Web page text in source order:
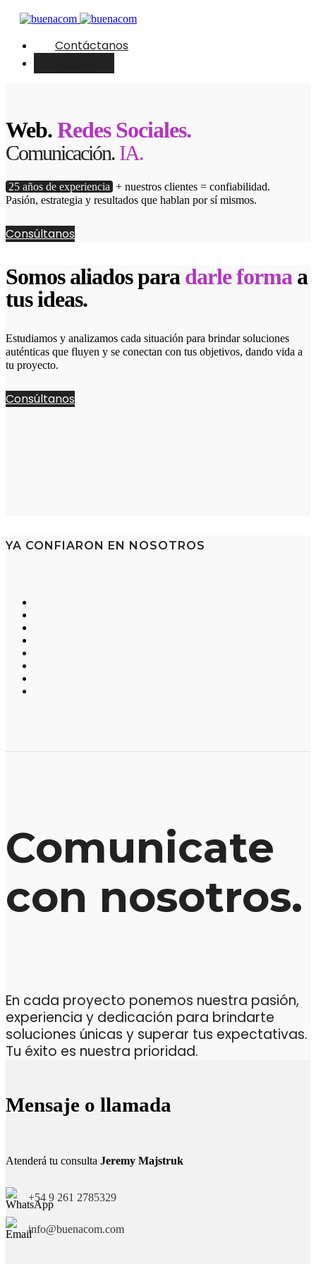
Contáctanos
Web.Redes Sociales.
Comunicación. IA.
25 años de experiencia + nuestros clientes = confiabilidad.
Pasión, estrategia y resultados que hablan por sí mismos.
Consúltanos
Somos aliados para darle forma a
tus ideas.
Estudiamos y analizamos cada situación para brindar soluciones
auténticas que fluyen y se conectan con tus objetivos, dando vida a
tu proyecto.
Consúltanos
YA CONFIARON EN NOSOTROS
Comunicate
con nosotros.
En cada proyecto ponemos nuestra pasión,
experiencia y dedicación para brindarte
soluciones únicas y superar tus expectativas.
Tu éxito es nuestra prioridad.
Mensaje o llamada
Atenderá tu consulta Jeremy Majstruk
+54 9 261 2785329
info@buenacom.com